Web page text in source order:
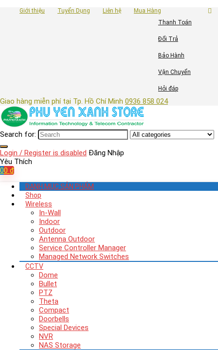
Giới thiệu Tuyển Dụng Liên hệ
Mua Hàng
Thanh Toán
Đổi Trả
Bảo Hành
Vận Chuyển
Hỏi đáp
Giao hàng miễn phí tại Tp. Hồ Chí Minh 0936 858 024
Search for:
Login / Register is disabled Đăng Nhập
Yêu Thích
00 ₫
DANH MỤC SẢN PHẨM
Shop
Wireless
In-Wall
Indoor
Outdoor
Antenna Outdoor
Service Controller Manager
Managed Network Switches
CCTV
Dome
Bullet
PTZ
Theta
Compact
Doorbells
Special Devices
NVR
NAS Storage